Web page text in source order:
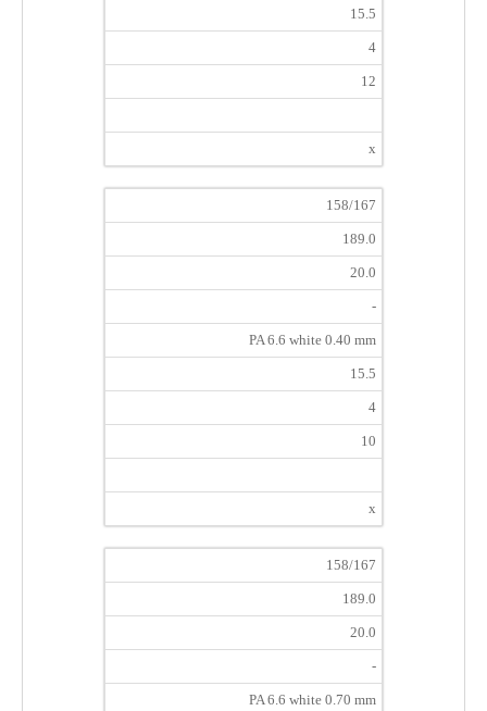
15.5
4
12
x
158/167
189.0
20.0
-
PA 6.6 white 0.40 mm
15.5
4
10
x
158/167
189.0
20.0
-
PA 6.6 white 0.70 mm